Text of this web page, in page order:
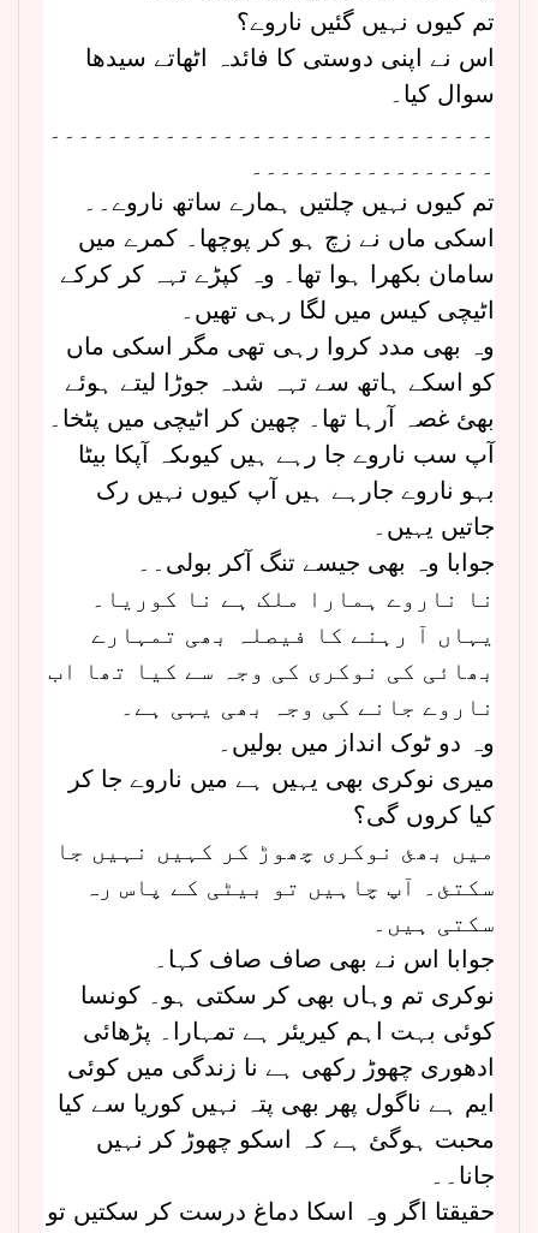
تم کیوں نہیں گئیں ناروے؟
اس نے اپنی دوستی کا فائدہ اٹھاتے سیدھا
سوال کیا۔
۔۔۔۔۔۔۔۔۔۔۔۔۔۔۔۔۔۔۔۔۔۔۔۔۔۔۔۔۔۔۔
۔۔۔۔۔۔۔۔۔۔۔۔۔۔۔۔۔
تم کیوں نہیں چلتیں ہمارے ساتھ ناروے۔۔
اسکی ماں نے زچ ہو کر پوچھا۔ کمرے میں
سامان بکھرا ہوا تھا۔ وہ کپڑے تہہ کر کرکے
اٹیچی کیس میں لگا رہی تھیں۔
وہ بھی مدد کروا رہی تھی مگر اسکی ماں
کو اسکے ہاتھ سے تہہ شدہ جوڑا لیتے ہوئے
بھئ غصہ آرہا تھا۔ چھین کر اٹیچی میں پٹخا۔
آپ سب ناروے جا رہے ہیں کیوںکہ آپکا بیٹا
بہو ناروے جارہے ہیں آپ کیوں نہیں رک
جاتیں یہیں۔
جوابا وہ بھی جیسے تنگ آکر بولی۔۔
نا ناروے ہمارا ملک ہے نا کوریا۔
یہاں آ رہنے کا فیصلہ بھی تمہارے
بھائی کی نوکری کی وجہ سے کیا تھا اب
ناروے جانے کی وجہ بھی یہی ہے۔
وہ دو ٹوک انداز میں بولیں۔
میری نوکری بھی یہیں ہے میں ناروے جا کر
کیا کروں گی؟
میں بھئ نوکری چھوڑ کر کہیں نہیں جا
سکتئ۔ آپ چاہیں تو بیٹی کے پاس رہ
سکتی ہیں۔
جوابا اس نے بھی صاف صاف کہا۔
نوکری تم وہاں بھی کر سکتی ہو۔ کونسا
کوئی بہت اہم کیریئر ہے تمہارا۔ پڑھائی
ادھوری چھوڑ رکھی ہے نا زندگی میں کوئی
ایم ہے ناگول پھر بھی پتہ نہیں کوریا سے کیا
محبت ہوگئ ہے کہ اسکو چھوڑ کر نہیں
جانا۔۔
حقیقتا اگر وہ اسکا دماغ درست کر سکتیں تو